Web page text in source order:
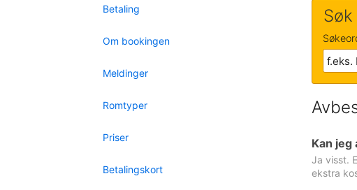
Betaling
Om bookingen
Meldinger
Romtyper
Priser
Betalingskort
Søk
Kan jeg
Ja visst.
ekstra